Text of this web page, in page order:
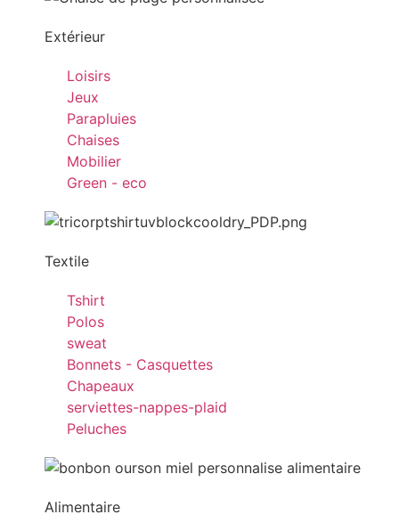
Extérieur
Loisirs
Jeux
Parapluies
Chaises
Mobilier
Green - eco
Textile
Tshirt
Polos
sweat
Bonnets - Casquettes
Chapeaux
serviettes-nappes-plaid
Peluches
Alimentaire